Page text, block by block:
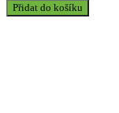
Přidat do košíku